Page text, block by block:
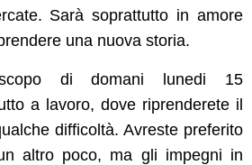
Sarà soprattutto in amore
una nuova storia.
di domani lunedi 15
a lavoro, dove riprenderete il
difficoltà. Avreste preferito
altro poco, ma gli impegni in